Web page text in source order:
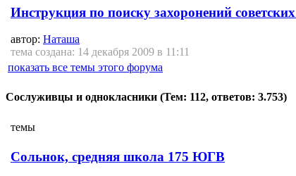
Инструкция по поиску захоронений
автор: Наташа
тема создана: 14 декабря 2009 в 11:11
показать все темы этого форума
Сослуживцы и однокласники (Тем: 112, ответов: 3.753)
темы
Сольнок, средняя школа 175 ЮГВ